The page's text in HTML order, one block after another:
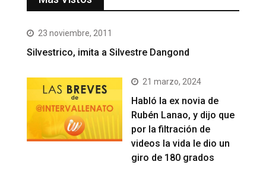
23 noviembre, 2011
Silvestrico, imita a Silvestre Dangond
21 marzo, 2024
Habló la ex novia de
Rubén Lanao, y dijo que
por la filtración de
videos la vida le dio un
giro de 180 grados